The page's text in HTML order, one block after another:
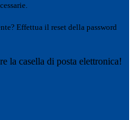
Effettua il reset della password
la casella di posta elettronica!